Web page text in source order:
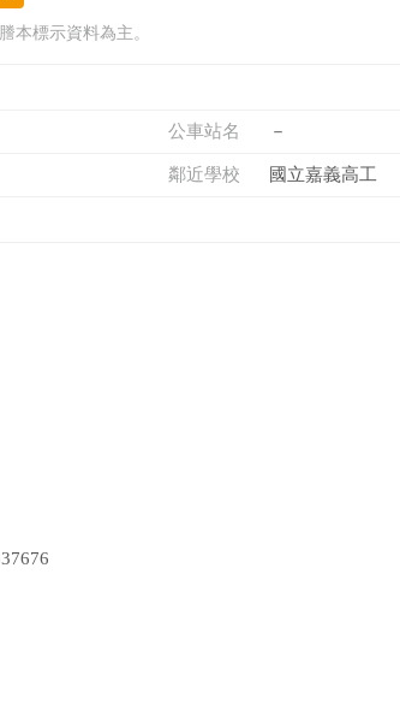
本標示資料為主。
公車站名 －
鄰近學校 國立嘉義高工